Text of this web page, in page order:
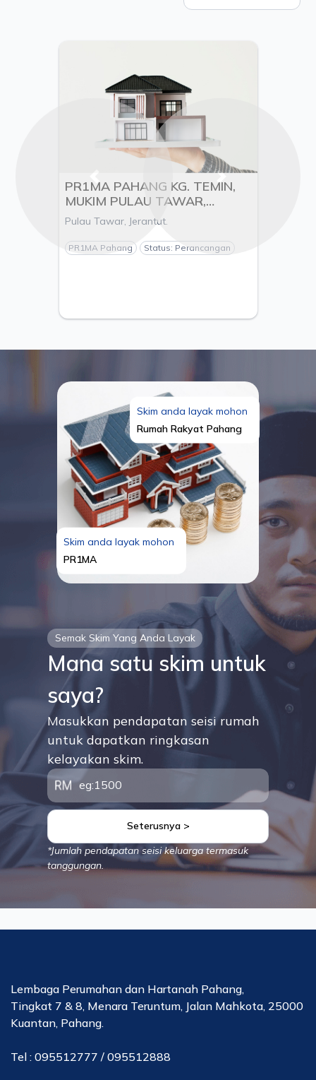
PR1MA PAHANG KG. TEMIN,
MUKIM PULAU TAWAR,
DAERAH JERANTUT, PAHANG
- PEMAJU BETA ENGINEERING
& CONSTRUCTION SDN.BHD
Pulau Tawar, Jerantut.
PR1MA Pahang Status: Perancangan
Previous Next
Semak Skim Yang Anda Layak
Mana satu skim untuk
saya?
Masukkan pendapatan seisi rumah
untuk dapatkan ringkasan
kelayakan skim.
Seterusnya >
*Jumlah pendapatan seisi keluarga termasuk
tanggungan.
Skim anda layak mohon
Rumah Rakyat Pahang
Skim anda layak mohon
PR1MA
Lembaga Perumahan dan Hartanah Pahang,
Tingkat 7 & 8, Menara Teruntum, Jalan Mahkota, 25000
Kuantan, Pahang.
Tel : 095512777 / 095512888